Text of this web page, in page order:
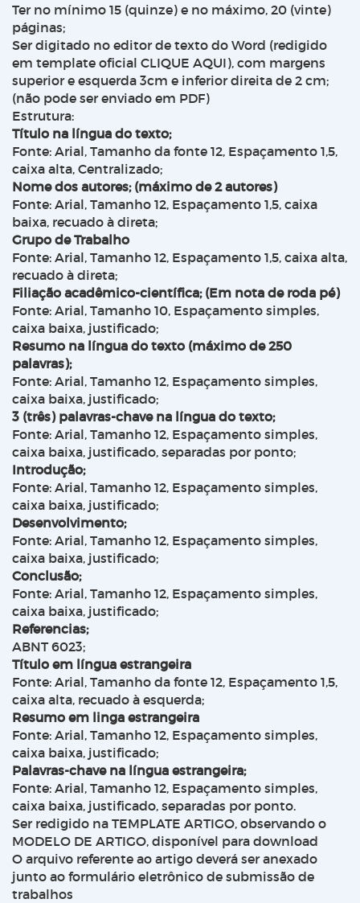
Ter no mínimo 15 (quinze) e no máximo, 20 (vinte)
páginas;
Ser digitado no editor de texto do Word (redigido
em template oficial CLIQUE AQUI), com margens
superior e esquerda 3cm e inferior direita de 2 cm;
(não pode ser enviado em PDF)
Estrutura:
Título na língua do texto;
Fonte: Arial, Tamanho da fonte 12, Espaçamento 1,5,
caixa alta, Centralizado;
Nome dos autores; (máximo de 2 autores)
Fonte: Arial, Tamanho 12, Espaçamento 1,5, caixa
baixa, recuado à direta;
Grupo de Trabalho
Fonte: Arial, Tamanho 12, Espaçamento 1,5, caixa alta,
recuado à direta;
Filiação acadêmico-científica; (Em nota de roda pé)
Fonte: Arial, Tamanho 10, Espaçamento simples,
caixa baixa, justificado;
Resumo na língua do texto (máximo de 250
palavras);
Fonte: Arial, Tamanho 12, Espaçamento simples,
caixa baixa, justificado;
3 (três) palavras-chave na língua do texto;
Fonte: Arial, Tamanho 12, Espaçamento simples,
caixa baixa, justificado, separadas por ponto;
Introdução;
Fonte: Arial, Tamanho 12, Espaçamento simples,
caixa baixa, justificado;
Desenvolvimento;
Fonte: Arial, Tamanho 12, Espaçamento simples,
caixa baixa, justificado;
Conclusão;
Fonte: Arial, Tamanho 12, Espaçamento simples,
caixa baixa, justificado;
Referencias;
ABNT 6023;
Título em língua estrangeira
Fonte: Arial, Tamanho da fonte 12, Espaçamento 1,5,
caixa alta, recuado à esquerda;
Resumo em linga estrangeira
Fonte: Arial, Tamanho 12, Espaçamento simples,
caixa baixa, justificado;
Palavras-chave na língua estrangeira;
Fonte: Arial, Tamanho 12, Espaçamento simples,
caixa baixa, justificado, separadas por ponto.
Ser redigido na TEMPLATE ARTIGO, observando o
MODELO DE ARTIGO, disponível para download
O arquivo referente ao artigo deverá ser anexado
junto ao formulário eletrônico de submissão de
trabalhos